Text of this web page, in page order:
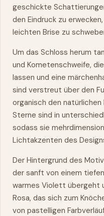
geschickte
den Eindruck zu
leichten Brise zu
Um das Schloss herum
und Kometenschweife,
lassen und eine
sind verstreut über den
organisch den natürlichen
Sterne sind in
sodass sie
Lichtakzenten des
Der Hintergrund des
der sanft von einem
warmes Violett übergeht
Rosa, das sich zum
von pastelligen